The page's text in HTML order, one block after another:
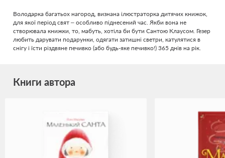
Володарка багатьох нагород, визнана ілюстраторка дитячих книжок,
для якої період свят – особливо піднесений час. Якби вона не
створювала книжки, то, мабуть, хотіла би бути Сантою Клаусом. Гезер
любить дарувати подарунки, одягати затишні светри, катулятися в
снігу і їсти різдвяне печивко (або будь-яке печивко!) 365 днів на рік.
Книги автора